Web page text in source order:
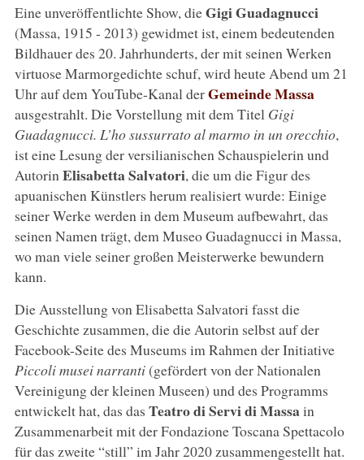
Eine unveröffentlichte Show, dieGigi Guadagnucci
(Massa, 1915 - 2013) gewidmet ist, einem bedeutenden
Bildhauer des 20. Jahrhunderts, der mit seinen Werken
virtuose Marmorgedichte schuf, wird heute Abend um 21
Uhr auf dem YouTube-Kanal derGemeinde Massa
ausgestrahlt. Die Vorstellung mit dem Titel Gigi
Guadagnucci. L’ho sussurrato al marmo in un orecchio,
ist eine Lesung der versilianischen Schauspielerin und
Autorin Elisabetta Salvatori, die um die Figur des
apuanischen Künstlers herum realisiert wurde: Einige
seiner Werke werden in dem Museum aufbewahrt, das
seinen Namen trägt, dem Museo Guadagnucci in Massa,
wo man viele seiner großen Meisterwerke bewundern
kann.
Die Ausstellung von Elisabetta Salvatori fasst die
Geschichte zusammen, die die Autorin selbst auf der
Facebook-Seite des Museums im Rahmen der Initiative
Piccoli musei narranti(gefördert von der Nationalen
Vereinigung der kleinen Museen) und des Programms
entwickelt hat, das das Teatro di Servi di Massain
Zusammenarbeit mit der Fondazione Toscana Spettacolo
für das zweite “still” im Jahr 2020 zusammengestellt hat.